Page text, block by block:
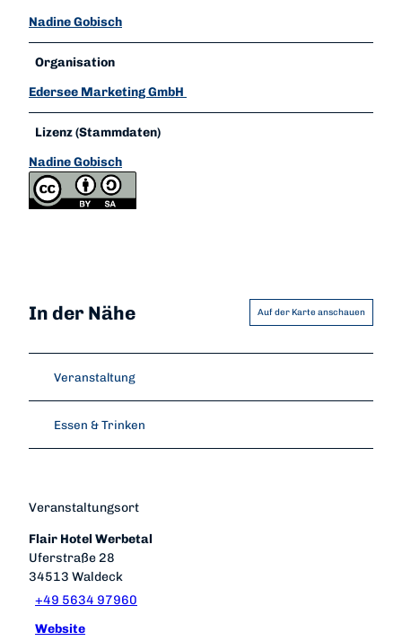
Nadine Gobisch
Organisation
Edersee Marketing GmbH
Lizenz (Stammdaten)
Nadine Gobisch
In der Nähe Auf der Karte anschauen
Veranstaltung
Essen & Trinken
Veranstaltungsort
Flair Hotel Werbetal
Uferstraße 28
34513 Waldeck
+49 5634 97960
Website